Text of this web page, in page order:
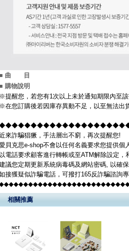
曲 目
購物說明
※提醒您，若您有1次以上未於通知期限內至
※在您訂購後若因庫存異動不足，以至無法出
來詐騙猖獗，手法層出不窮，再次提醒您!
貝克思e-shop不會以任何名義要求您提供個
以電話要求顧客進行轉帳或至ATM解除設定
議您定期更新系統病毒碼及網站密碼, 以確
接獲疑似詐騙電話，可撥打165反詐騙諮詢
相關推薦